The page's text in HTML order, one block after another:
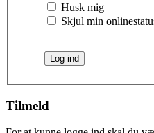
Husk mig
Skjul min
Tilmeld